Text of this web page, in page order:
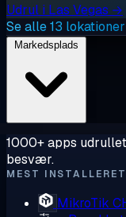
Udrul i Las Vegas →
Se alle 13
1000+ apps
besvær.
MEST INSTALLERET
MikroTik